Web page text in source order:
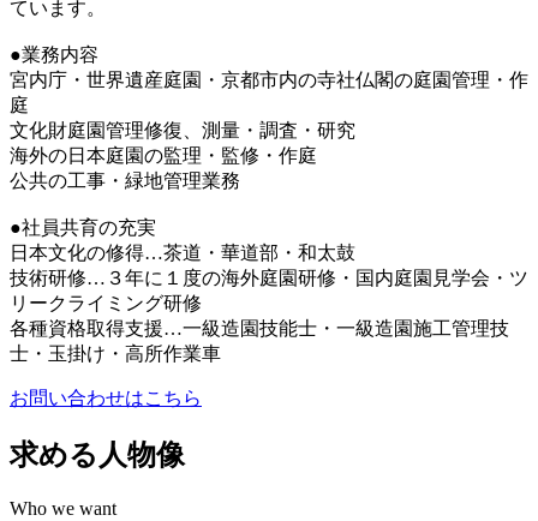
ています。
●業務内容
宮内庁・世界遺産庭園・京都市内の寺社仏閣の庭園管理・作
庭
文化財庭園管理修復、測量・調査・研究
海外の日本庭園の監理・監修・作庭
公共の工事・緑地管理業務
●社員共育の充実
日本文化の修得…茶道・華道部・和太鼓
技術研修…３年に１度の海外庭園研修・国内庭園見学会・ツ
リークライミング研修
各種資格取得支援…一級造園技能士・一級造園施工管理技
士・玉掛け・高所作業車
お問い合わせはこちら
求める人物像
Who we want